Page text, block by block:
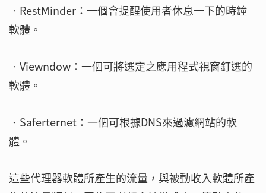
‧RestMinder：一個會提醒使用者休息一下的時鐘
軟體。
‧Viewndow：一個可將選定之應用程式視窗釘選的
軟體。
‧Saferternet：一個可根據DNS來過濾網站的軟
體。
這些代理器軟體所產生的流量，與被動收入軟體所產